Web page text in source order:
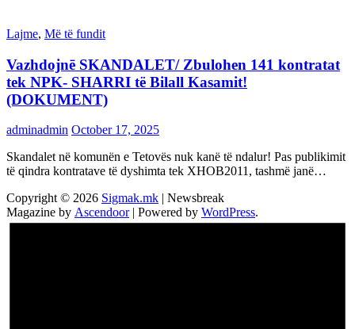
Lajme, Më të fundit
Vazhdojnē SKANDALET/ Zbulohen 141 kontratat
tek NPK- SHARRI të Bilall Kasamit!
(DOKUMENT)
adminadmin October 17, 2025
Skandalet në komunën e Tetovës nuk kanë të ndalur! Pas publikimit
të qindra kontratave të dyshimta tek XHOB2011, tashmë janë…
Copyright © 2026 Sigmak.mk | Newsbreak
Magazine by Ascendoor| Powered by WordPress.